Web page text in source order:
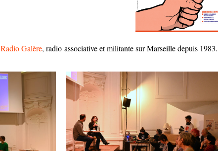
Radio Galère, radio associative et militante sur Marseille depuis 1983.